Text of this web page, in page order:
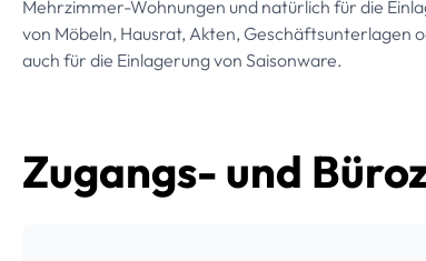
Mehrzimmer-Wohnungen und natürlich für die
von Möbeln, Hausrat, Akten, Geschäftsunterlagen
auch für die Einlagerung von Saisonware.
Zugangs- und